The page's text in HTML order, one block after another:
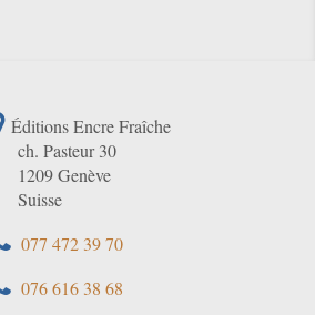
Éditions Encre Fraîche
ch. Pasteur 30
1209 Genève
Suisse
077 472 39 70
076 616 38 68